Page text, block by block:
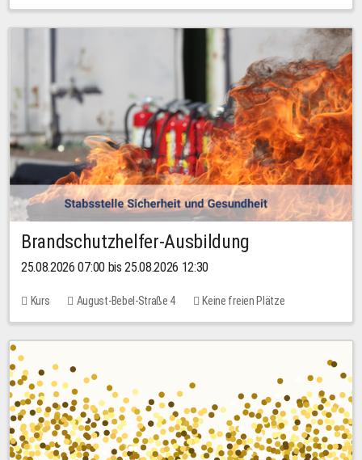
30,00 EUR
Brandschutzhelfer-Ausbildung
25.08.2026 07:00 bis 25.08.2026 12:30
Kurs August-Bebel-Straße 4 Keine freien Plätze